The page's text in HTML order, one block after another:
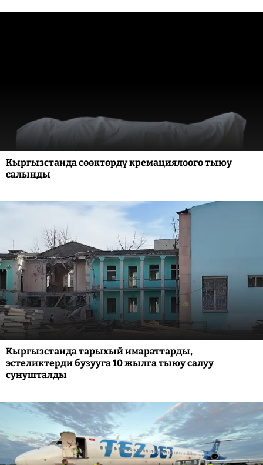
Кыргызстанда сөөктөрдү кремациялоого тыюу
салынды
Кыргызстанда тарыхый имараттарды,
эстеликтерди бузууга 10 жылга тыюу салуу
сунушталды